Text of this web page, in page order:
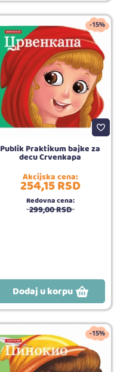
-15%
Publik Praktikum bajke za
decu Crvenkapa
Akcijska cena:
254,15RSD
Redovna cena:
299,00RSD
Dodaj u korpu
-15%